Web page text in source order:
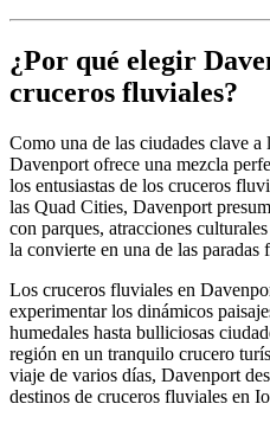
¿Por qué elegir
cruceros fluviales?
Como una de las ciudades clave a
Davenport ofrece una mezcla
los entusiastas de los cruceros
las Quad Cities, Davenport
con parques, atracciones
la convierte en una de las
Los cruceros fluviales en
experimentar los dinámicos
humedales hasta bulliciosas
región en un tranquilo crucero
viaje de varios días, Davenport
destinos de cruceros fluviales en